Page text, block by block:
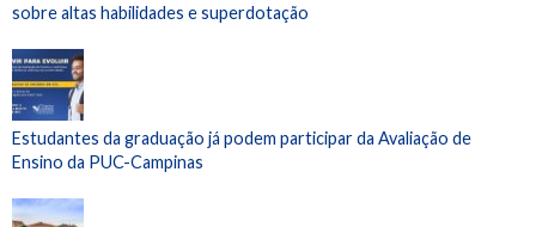
sobre altas habilidades e superdotação
Estudantes da graduação já podem participar da Avaliação de
Ensino da PUC-Campinas